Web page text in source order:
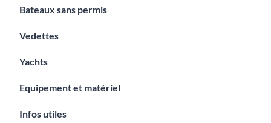
Bateaux sans permis
Vedettes
Yachts
Equipement et matériel
Infos utiles